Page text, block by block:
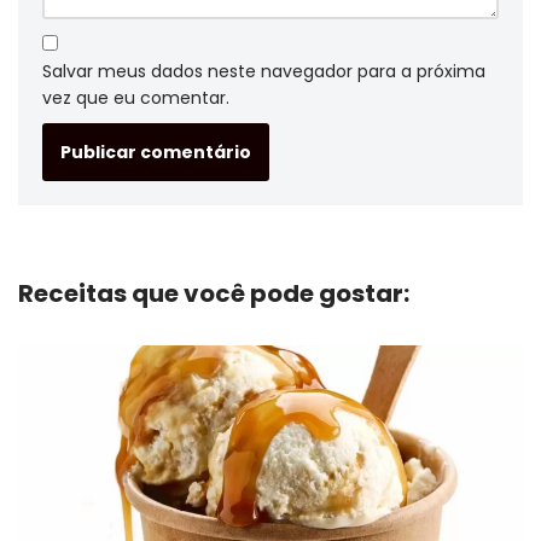
Salvar meus dados neste navegador para a próxima
vez que eu comentar.
Receitas que você pode gostar: